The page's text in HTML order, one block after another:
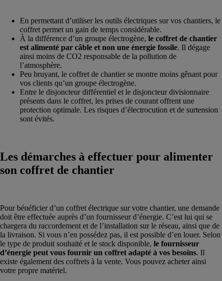
En permettant d’utiliser les outils électriques sur vos chantiers, le
coffret permet un gain de temps considérable.
À la différence d’un groupe électrogène, le coffret de chantier
est alimenté par câble et non une énergie fossile. Il dégage
ainsi moins de CO2 responsable de la pollution de
l’atmosphère.
Peu bruyant, le coffret de chantier se montre moins gênant pour
vos clients qu’un groupe électrogène.
Entre le disjoncteur différentiel et le disjoncteur divisionnaire
présents dans le coffret, les prises de courant offrent une
protection optimale. Les risques d’électrocution et de surtension
sont évités.
Les démarches à effectuer pour alimenter
son coffret de chantier
Pour bénéficier d’un coffret électrique sur votre chantier, une demande
doit être effectuée auprès d’un fournisseur d’énergie. C’est lui qui se
chargera du raccordement et de l’installation sur le réseau, ainsi que de
la livraison. Si vous n’en possédez pas, il est possible d’en louer. Selon
le type de produit souhaité et le stock disponible, le fournisseur
d’énergie peut vous fournir un coffret adapté à vos besoins. Il
existe également des coffrets à la vente. Vous pouvez acheter ainsi
votre propre matériel.